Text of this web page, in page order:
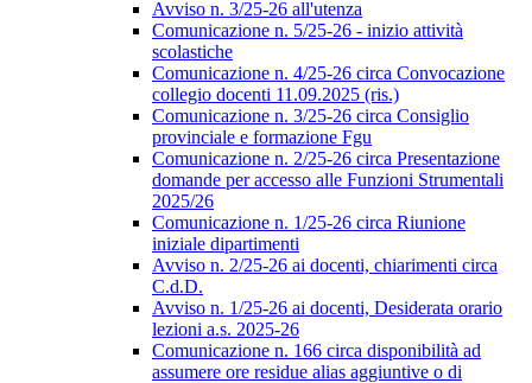
Avviso n. 3/25-26 all'utenza
Comunicazione n. 5/25-26 - inizio attività
scolastiche
Comunicazione n. 4/25-26 circa Convocazione
collegio docenti 11.09.2025 (ris.)
Comunicazione n. 3/25-26 circa Consiglio
provinciale e formazione Fgu
Comunicazione n. 2/25-26 circa Presentazione
domande per accesso alle Funzioni Strumentali
2025/26
Comunicazione n. 1/25-26 circa Riunione
iniziale dipartimenti
Avviso n. 2/25-26 ai docenti, chiarimenti circa
C.d.D.
Avviso n. 1/25-26 ai docenti, Desiderata orario
lezioni a.s. 2025-26
Comunicazione n. 166 circa disponibilità ad
assumere ore residue alias aggiuntive o di